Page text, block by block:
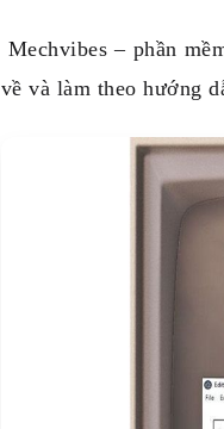
Mechvibes – phần
về và làm theo hướng